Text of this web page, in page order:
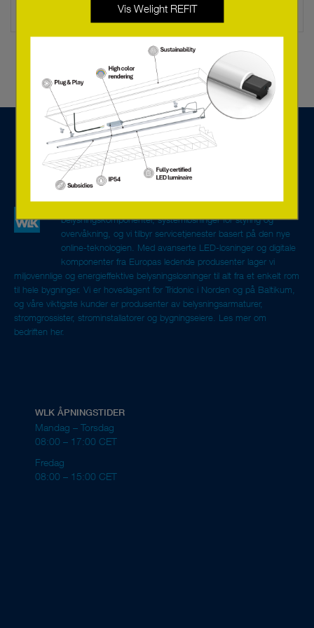
Vi er en teknologibedrift spesialisert på
belysningskomponenter, systemløsninger for styring og
overvåkning, og vi tilbyr servicetjenester basert på den nye
online-teknologien. Med avanserte LED-løsninger og digitale
komponenter fra Europas ledende produsenter lager vi
miljøvennlige og energieffektive belysningsløsninger til alt fra et enkelt rom
til hele bygninger. Vi er hovedagent for Tridonic i Norden og på Baltikum,
og våre viktigste kunder er produsenter av belysningsarmaturer,
strømgrossister, strøminstallatører og bygningseiere. Les mer om
bedriften her.
WLK ÅPNINGSTIDER
Mandag – Torsdag
08:00 – 17:00 CET
Fredag
08:00 – 15:00 CET
Vis Welight REFIT